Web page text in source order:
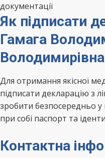
документації
Як підписати
Гамага
Володимирівна
Для отримання якісної
підписати декларацію з
зробити безпосередньо
при собі паспорт та
Контактна